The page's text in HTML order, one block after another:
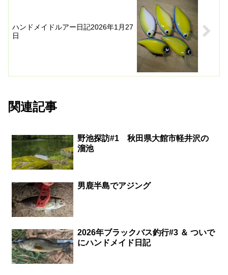
ハンドメイドルアー日記2026年1月27
日
関連記事
野池探訪#1 秋田県大館市軽井沢の
溜池
男鹿半島でアジング
2026年ブラックバス釣行#3 ＆ ついで
にハンドメイド日記